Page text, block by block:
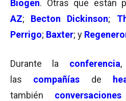
Biogen. Otras que están
AZ; Becton Dickinson;
Perrigo; Baxter; y
Durante la conferencia
las compañías de
también conversaciones